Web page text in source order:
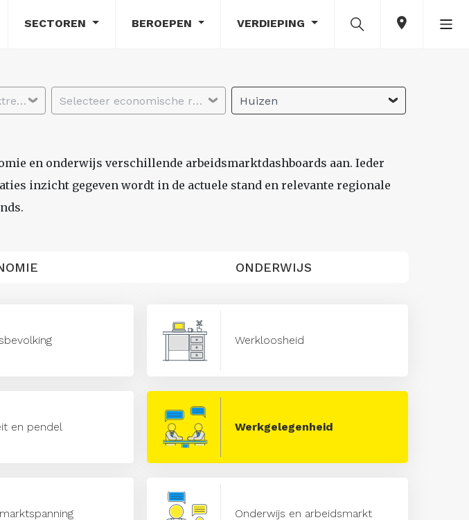
SECTOREN BEROEPEN VERDIEPING
Selecteer arbeidsmarktregio Selecteer economische regio Huizen
en onderwijs verschillende arbeidsmarktdashboards aan. Ieder
inzicht gegeven wordt in de actuele stand en relevante regionale
ONDERWIJS
Werkloosheid
en pendel Werkgelegenheid
Onderwijs en arbeidsmarkt